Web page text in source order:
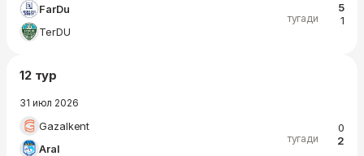
FarDu
TerDU
тугади
5
1
12 тур
31 июл 2026
Gazalkent
Aral
тугади
0
2